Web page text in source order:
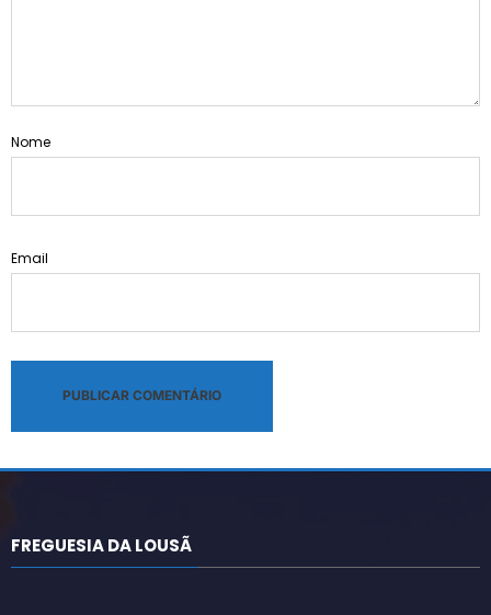
Nome
Email
FREGUESIA DA LOUSÃ